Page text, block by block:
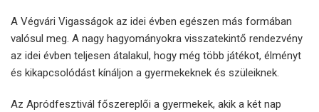
A Végvári Vigasságok az idei évben egészen más formában
valósul meg. A nagy hagyományokra visszatekintő rendezvény
az idei évben teljesen átalakul, hogy még több játékot, élményt
és kikapcsolódást kínáljon a gyermekeknek és szüleiknek.
Az Apródfesztivál főszereplői a gyermekek, akik a két nap